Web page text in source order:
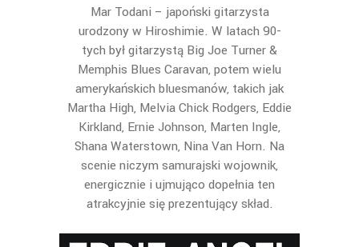
Mar Todani – japoński gitarzysta
urodzony w Hiroshimie. W latach 90-
tych był gitarzystą Big Joe Turner &
Memphis Blues Caravan, potem wielu
amerykańskich bluesmanów, takich jak
Martha High, Melvia Chick Rodgers, Eddie
Kirkland, Ernie Johnson, Marten Ingle,
Shana Waterstown, Nina Van Horn. Na
scenie niczym samurajski wojownik,
energicznie i ujmująco dopełnia ten
atrakcyjnie się prezentujący skład.